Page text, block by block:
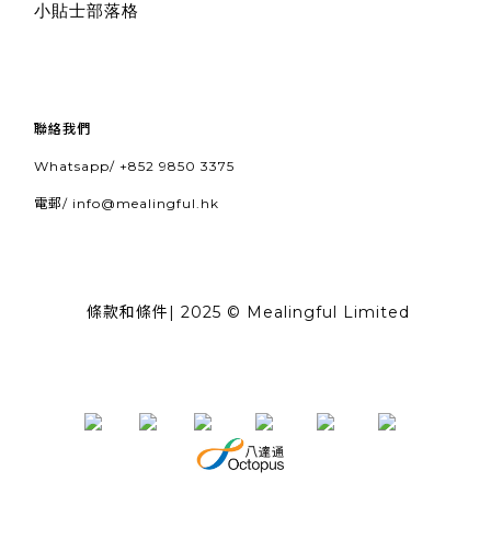
小貼士部落格
聯絡我們
Whatsapp/ +852 9850 3375
電郵/ info@mealingful.hk
條款和條件| 2025 © Mealingful Limited